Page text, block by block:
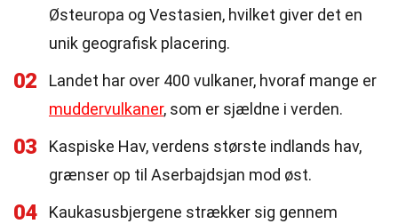
Østeuropa og Vestasien, hvilket giver det en
unik geografisk placering.
02
Landet har over 400 vulkaner, hvoraf mange er
muddervulkaner, som er sjældne i verden.
03
Kaspiske Hav, verdens største indlands hav,
grænser op til Aserbajdsjan mod øst.
04
Kaukasusbjergene strækker sig gennem